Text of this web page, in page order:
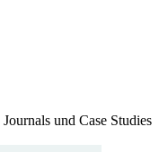
und Case Studies